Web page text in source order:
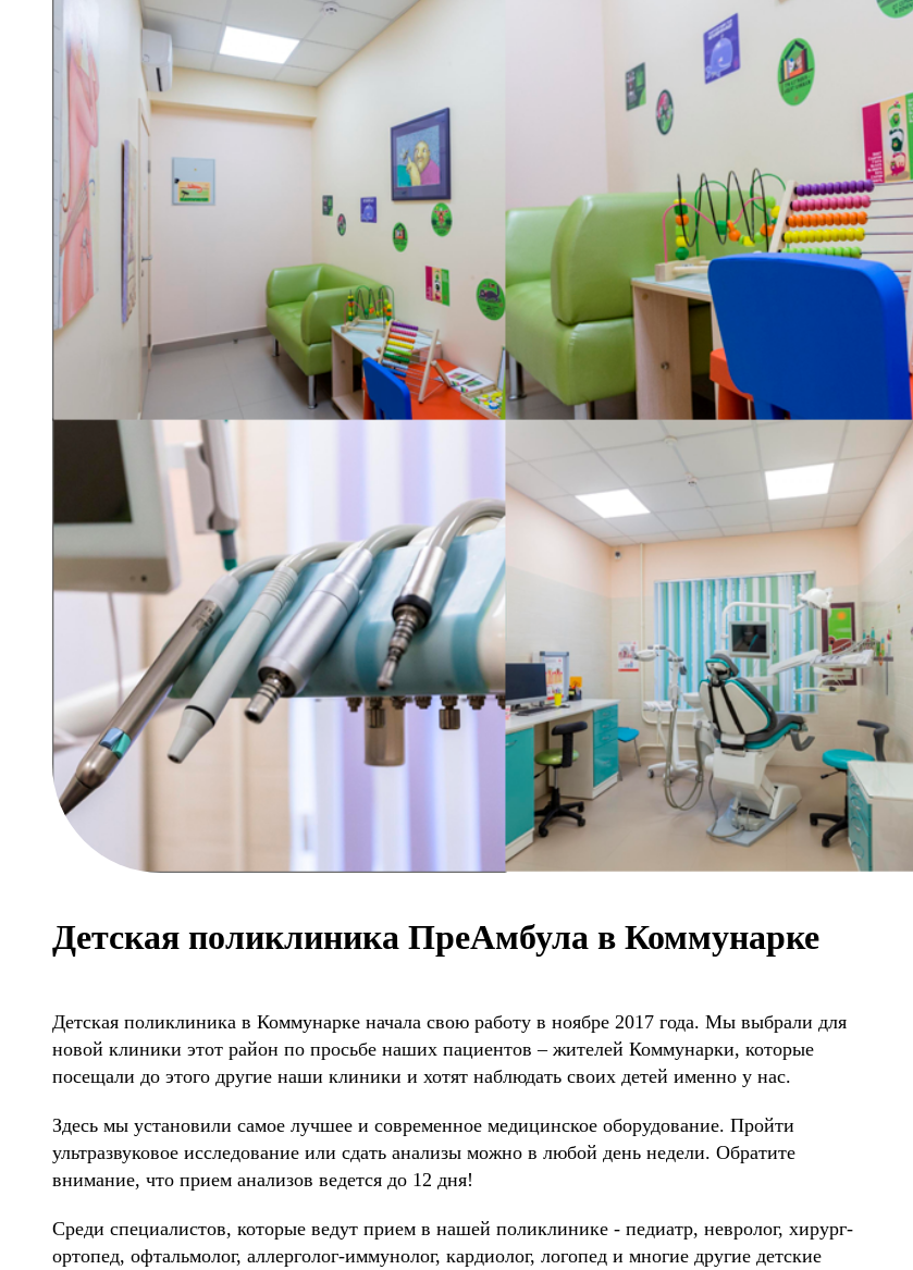
Детская поликлиника ПреАмбула в Коммунарке
Детская поликлиника в Коммунарке начала свою работу в ноябре 2017 года. Мы выбрали для
новой клиники этот район по просьбе наших пациентов – жителей Коммунарки, которые
посещали до этого другие наши клиники и хотят наблюдать своих детей именно у нас.
Здесь мы установили самое лучшее и современное медицинское оборудование. Пройти
ультразвуковое исследование или сдать анализы можно в любой день недели. Обратите
внимание, что прием анализов ведется до 12 дня!
Среди специалистов, которые ведут прием в нашей поликлинике - педиатр, невролог, хирург-
ортопед, офтальмолог, аллерголог-иммунолог, кардиолог, логопед и многие другие детские